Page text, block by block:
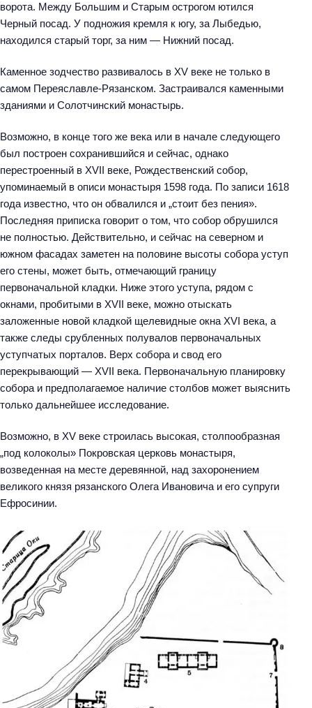
ворота. Между Большим и Старым острогом ютился
Черный посад. У подножия кремля к югу, за Лыбедью,
находился старый торг, за ним — Нижний посад.
Каменное зодчество развивалось в XV веке не только в
самом Переяславле-Рязанском. Застраивался каменными
зданиями и Солотчинский монастырь.
Возможно, в конце того же века или в начале следующего
был построен сохранившийся и сейчас, однако
перестроенный в XVII веке, Рождественский собор,
упоминаемый в описи монастыря 1598 года. По записи 1618
года известно, что он обвалился и „стоит без пения».
Последняя приписка говорит о том, что собор обрушился
не полностью. Действительно, и сейчас на северном и
южном фасадах заметен на половине высоты собора уступ
его стены, может быть, отмечающий границу
первоначальной кладки. Ниже этого уступа, рядом с
окнами, пробитыми в XVII веке, можно отыскать
заложенные новой кладкой щелевидные окна XVI века, а
также следы срубленных полувалов первоначальных
уступчатых порталов. Верх собора и свод его
перекрывающий — XVII века. Первоначальную планировку
собора и предполагаемое наличие столбов может выяснить
только дальнейшее исследование.
Возможно, в XV веке строилась высокая, столпообразная
„под колоколы» Покровская церковь монастыря,
возведенная на месте деревянной, над захоронением
великого князя рязанского Олега Ивановича и его супруги
Ефросинии.